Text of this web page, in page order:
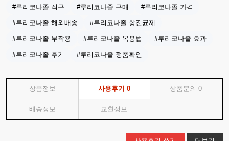
#루리코나졸 직구 #루리코나졸 구매 #루리코나졸 가격
#루리코나졸 해외배송 #루리코나졸 항진균제
#루리코나졸 부작용 #루리코나졸 복용법 #루리코나졸 효과
#루리코나졸 후기 #루리코나졸 정품확인
상품정보 사용후기 0 상품문의0
배송정보 교환정보